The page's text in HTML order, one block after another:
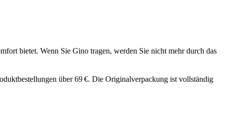
bietet. Wenn Sie Gino tragen, werden Sie nicht mehr durch das
über 69 €. Die Originalverpackung ist vollständig